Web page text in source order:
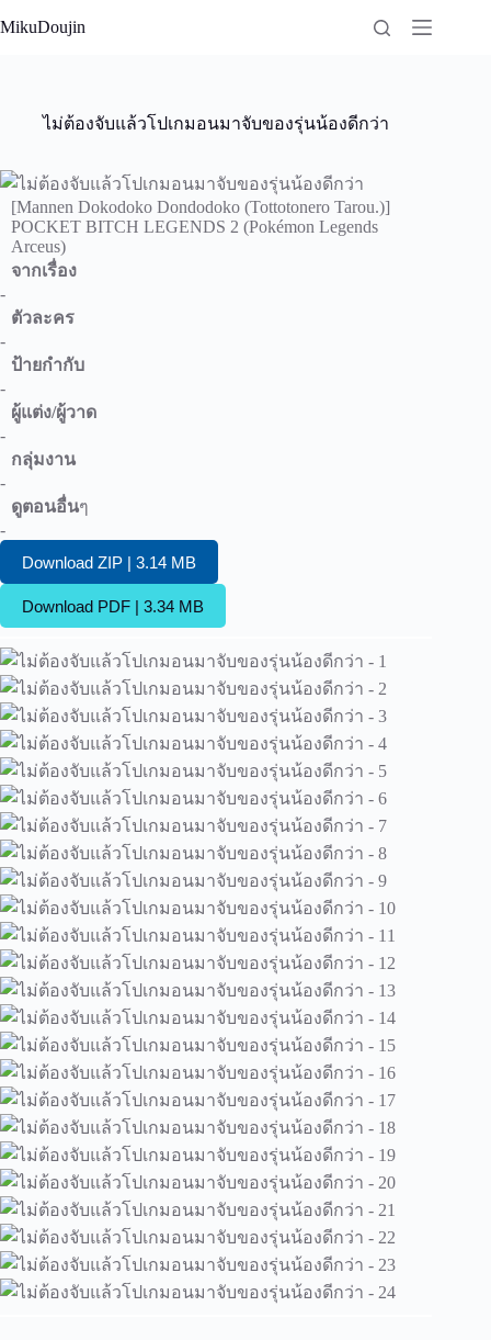
to
MikuDoujin
ไม่ต้องจับแล้วโปเกมอนมาจับของรุ่นน้องดีกว่า
[Mannen Dokodoko Dondodoko (Tottotonero Tarou.)]
POCKET BITCH LEGENDS 2 (Pokémon Legends
Arceus)
จากเรื่อง
-
ตัวละคร
-
ป้ายกำกับ
-
ผู้แต่ง/ผู้วาด
-
กลุ่มงาน
-
ดูตอนอื่นๆ
-
Download ZIP | 3.14 MB
Download PDF | 3.34 MB